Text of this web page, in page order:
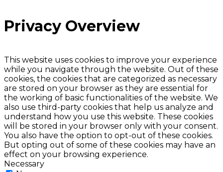
Privacy Overview
This website uses cookies to improve your experience
while you navigate through the website. Out of these
cookies, the cookies that are categorized as necessary
are stored on your browser as they are essential for
the working of basic functionalities of the website. We
also use third-party cookies that help us analyze and
understand how you use this website. These cookies
will be stored in your browser only with your consent.
You also have the option to opt-out of these cookies.
But opting out of some of these cookies may have an
effect on your browsing experience.
Necessary